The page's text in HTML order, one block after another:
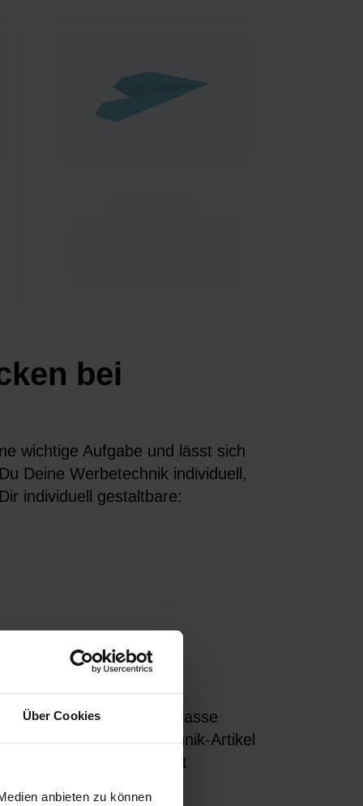
Über Cookies
anbieten zu können
bei
wichtige Aufgabe und lässt sich
Deine Werbetechnik individuell,
individuell gestaltbare:
aus und überlasse
die fertigen Werbetechnik-Artikel
die Zustellzeit